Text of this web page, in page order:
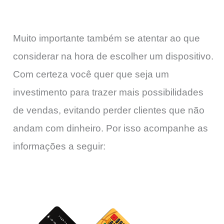
Muito importante também se atentar ao que
considerar na hora de escolher um dispositivo.
Com certeza você quer que seja um
investimento para trazer mais possibilidades
de vendas, evitando perder clientes que não
andam com dinheiro. Por isso acompanhe as
informações a seguir: